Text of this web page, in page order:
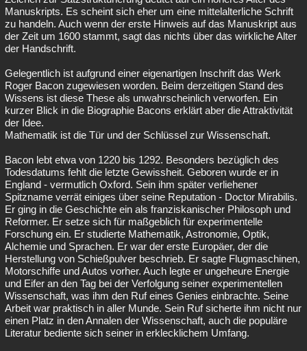
Manuskripts. Es scheint sich eher um eine mittelalterliche Schrift
zu handeln. Auch wenn der erste Hinweis auf das Manuskript aus
der Zeit um 1600 stammt, sagt das nichts über das wirkliche Alter
der Handschrift.
Gelegentlich ist aufgrund einer eigenartigen Inschrift das Werk
Roger Bacon zugewiesen worden. Beim derzeitigen Stand des
Wissens ist diese These als unwahrscheinlich verworfen. Ein
kurzer Blick in die Biographie Bacons erklärt aber die Attraktivität
der Idee.
Mathematik ist die Tür und der Schlüssel zur Wissenschaft.
Bacon lebt etwa von 1220 bis 1292. Besonders bezüglich des
Todesdatums fehlt die letzte Gewissheit. Geboren wurde er in
England - vermutlich Oxford. Sein ihm später verliehener
Spitzname verrät einiges über seine Reputation - Doctor Mirabilis.
Er ging in die Geschichte ein als franziskanischer Philosoph und
Reformer. Er setze sich für maßgeblich für experimentelle
Forschung ein. Er studierte Mathematik, Astronomie, Optik,
Alchemie und Sprachen. Er war der erste Europäer, der die
Herstellung von Schießpulver beschrieb. Er sagte Flugmaschinen,
Motorschiffe und Autos vorher. Auch legte er ungeheure Energie
und Eifer an den Tag bei der Verfolgung seiner experimentellen
Wissenschaft, was ihm den Ruf eines Genies einbrachte. Seine
Arbeit war praktisch in aller Munde. Sein Ruf sicherte ihm nicht nur
einen Platz in den Annalen der Wissenschaft, auch die populäre
Literatur bediente sich seiner in erklecklichem Umfang.